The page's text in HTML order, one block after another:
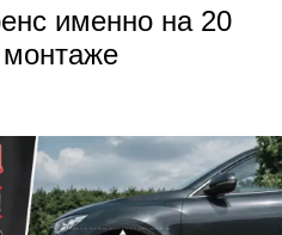
именно на 20